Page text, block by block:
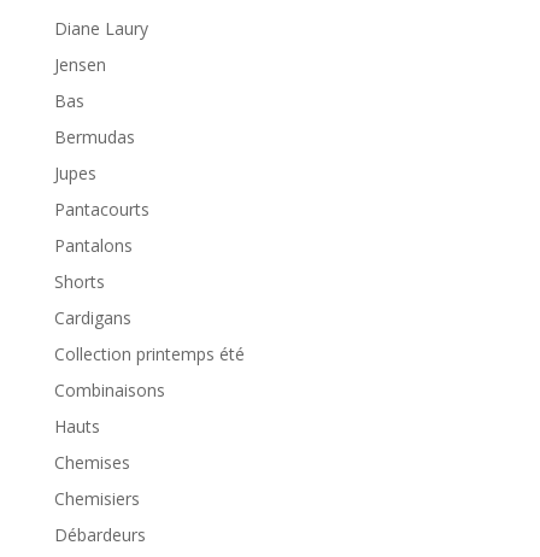
Diane Laury
Jensen
Bas
Bermudas
Jupes
Pantacourts
Pantalons
Shorts
Cardigans
Collection printemps été
Combinaisons
Hauts
Chemises
Chemisiers
Débardeurs